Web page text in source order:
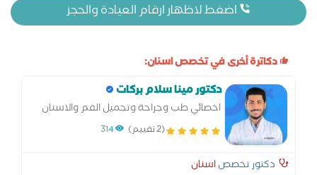
اضغط لاظهار ارقام العيادة والحجز
دكاترة أخرى في تخصص اسنان:
دكتور مينا سلام بركات
اخصائي طب وجراحة وتجميل الفم والاسنان
(2 تقييم) 314
دكتور تخصصاسنان